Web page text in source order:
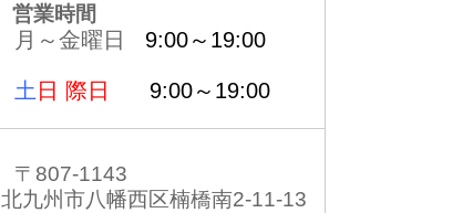
営業時間
月～金曜日 9:00～19:00
土 日 際日 9:00～19:00
〒807-1143
北九州市八幡西区楠橋南2-11-13